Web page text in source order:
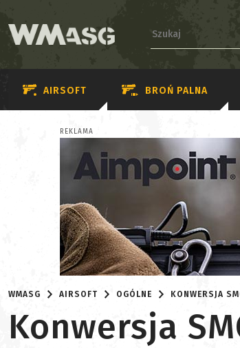
AIRSOFT BROŃ PALNA
REKLAMA
WMASG AIRSOFT OGÓLNE KONWERSJA
Konwersja